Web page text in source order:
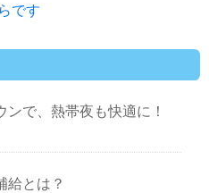
です
ンで、熱帯夜も快適に！
給とは？